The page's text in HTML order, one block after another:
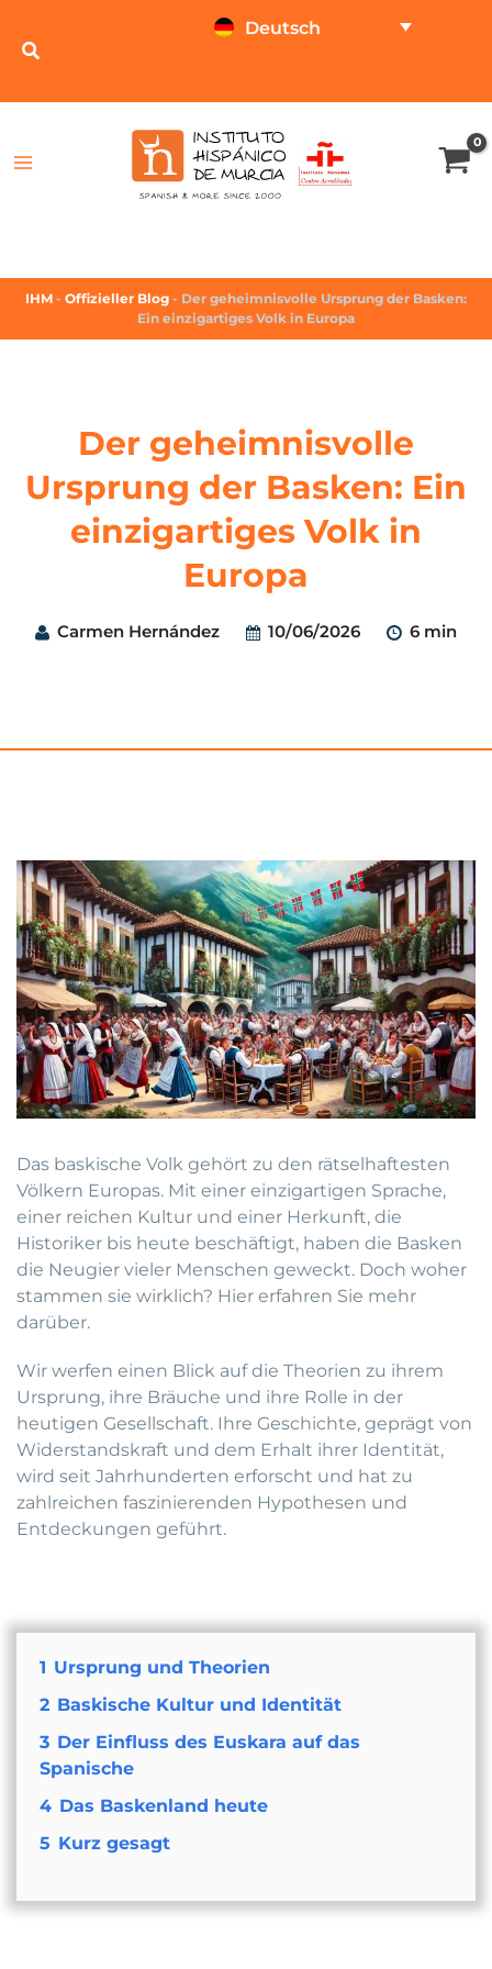
Deutsch
IHM - Offizieller Blog - Der geheimnisvolle Ursprung der Basken:
Ein einzigartiges Volk in Europa
Der geheimnisvolle
Ursprung der Basken: Ein
einzigartiges Volk in
Europa
Carmen Hernández 10/06/2026 6 min
Das baskische Volk gehört zu den rätselhaftesten
Völkern Europas. Mit einer einzigartigen Sprache,
einer reichen Kultur und einer Herkunft, die
Historiker bis heute beschäftigt, haben die Basken
die Neugier vieler Menschen geweckt. Doch woher
stammen sie wirklich? Hier erfahren Sie mehr
darüber.
Wir werfen einen Blick auf die Theorien zu ihrem
Ursprung, ihre Bräuche und ihre Rolle in der
heutigen Gesellschaft. Ihre Geschichte, geprägt von
Widerstandskraft und dem Erhalt ihrer Identität,
wird seit Jahrhunderten erforscht und hat zu
zahlreichen faszinierenden Hypothesen und
Entdeckungen geführt.
1 Ursprung und Theorien
2 Baskische Kultur und Identität
3 Der Einfluss des Euskara auf das
Spanische
4 Das Baskenland heute
5 Kurz gesagt